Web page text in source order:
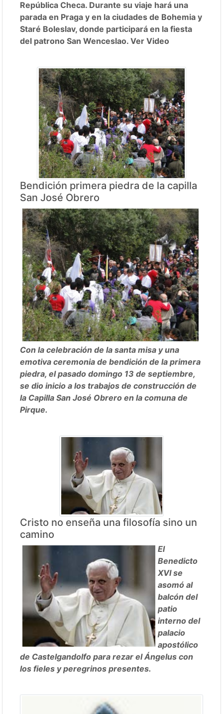
República Checa. Durante su viaje hará una
parada en Praga y en la ciudades de Bohemia y
Staré Boleslav, donde participará en la fiesta
del patrono San Wenceslao. Ver Video
Bendición primera piedra de la capilla
San José Obrero
Con la celebración de la santa misa y una
emotiva ceremonia de bendición de la primera
piedra, el pasado domingo 13 de septiembre,
se dio inicio a los trabajos de construcción de
la Capilla San José Obrero en la comuna de
Pirque.
Cristo no enseña una filosofía sino un
camino
El
Benedicto
XVI se
asomó al
balcón del
patio
interno del
palacio
apostólico
de Castelgandolfo para rezar el Ángelus con
los fieles y peregrinos presentes.